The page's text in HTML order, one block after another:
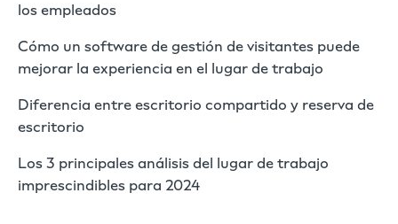
los empleados
Cómo un software de gestión de visitantes puede
mejorar la experiencia en el lugar de trabajo
Diferencia entre escritorio compartido y reserva de
escritorio
Los 3 principales análisis del lugar de trabajo
imprescindibles para 2024